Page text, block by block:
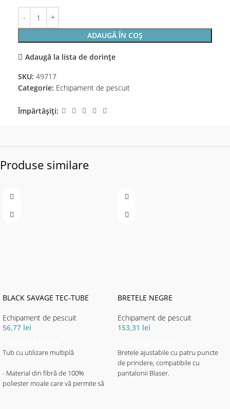
ADAUGĂ ÎN COȘ
Adaugă la lista de dorințe
SKU: 49717
Categorie: Echipament de pescuit
Împărtășiți:
Produse similare
BLACK SAVAGE TEC-TUBE
Echipament de pescuit
56,77 lei
Tub cu utilizare multiplă
- Material din fibră de 100%
poliester moale care vă permite să
BRETELE NEGRE
Echipament de pescuit
153,31 lei
Bretele ajustabile cu patru puncte
de prindere, compatibile cu
pantalonii Blaser.